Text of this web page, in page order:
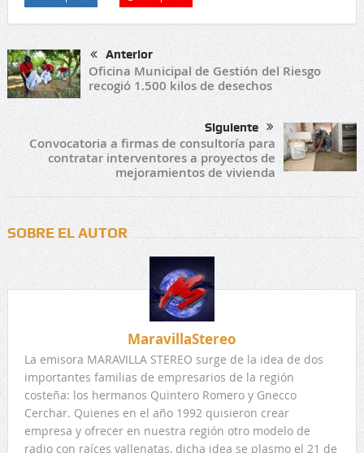
Anterior
Oficina Municipal de Gestión del Riesgo
recogió 1.500 kilos de desechos
Siguiente
Convocatoria a firmas de consultoría para
contratar interventores a proyectos de
mejoramientos de vivienda
SOBRE EL AUTOR
MaravillaStereo
La emisora MARAVILLA STEREO surge de la idea de dos
importantes familias de empresarios de la región
costeña: los hermanos Quintero Romero y Gnecco
Cerchar. Quienes en el año 1992 quisieron crear
empresa y ofrecer en nuestra región otro modelo de
radio con raíces vallenatas, dicha idea se plasmo el 21 de